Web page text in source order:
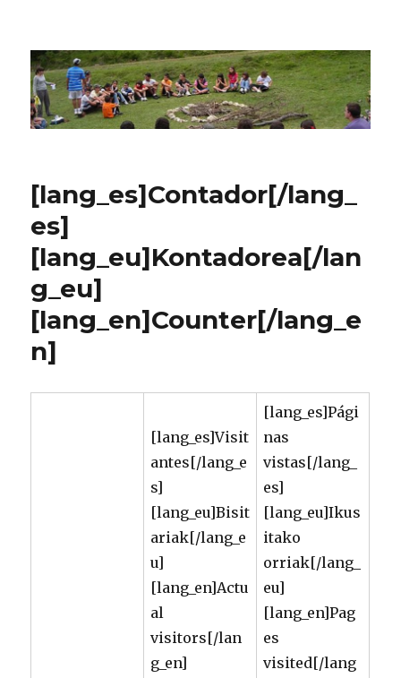
CPN Azterlariak
[lang_es]Contador[/lang_
es]
[lang_eu]Kontadorea[/lan
g_eu]
[lang_en]Counter[/lang_e
n]
[lang_es]Visit
antes[/lang_e
s]
[lang_eu]Bisit
ariak[/lang_e
u]
[lang_en]Actu
al
visitors[/lan
g_en]
[lang_es]Pági
nas
vistas[/lang_
es]
[lang_eu]Ikus
itako
orriak[/lang_
eu]
[lang_en]Pag
es
visited[/lang